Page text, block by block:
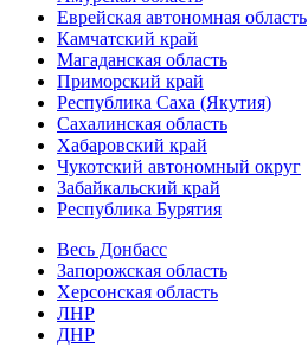
Еврейская автономная область
Камчатский край
Магаданская область
Приморский край
Республика Саха (Якутия)
Сахалинская область
Хабаровский край
Чукотский автономный округ
Забайкальский край
Республика Бурятия
Весь Донбасс
Запорожская область
Херсонская область
ЛНР
ДНР